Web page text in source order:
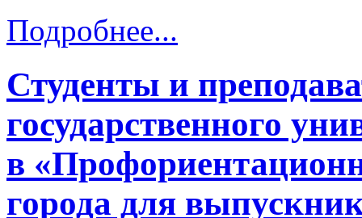
Подробнее...
Студенты и
государственного
в
города для